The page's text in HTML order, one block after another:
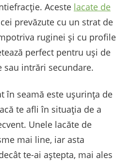
Aceste lacate de
prevăzute cu un strat de
ruginei și cu profile
perfect pentru uși de
sau intrări secundare.
în seamă este ușurința de
te afli în situația de a
Unele lacăte de
mai line, iar asta
te-ai aștepta, mai ales